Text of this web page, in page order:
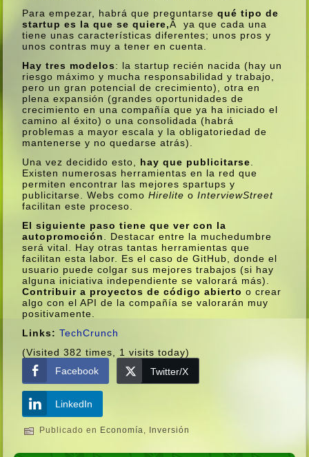
Para empezar, habrá que preguntarsequé tipo de
startup es la que se quiere,Â ya que cada una
tiene unas caracterí­sticas diferentes; unos pros y
unos contras muy a tener en cuenta.
Hay tres modelos: la startup recién nacida (hay un
riesgo máximo y mucha responsabilidad y trabajo,
pero un gran potencial de crecimiento), otra en
plena expansión (grandes oportunidades de
crecimiento en una compañí­a que ya ha iniciado el
camino al éxito) o una consolidada (habrá
problemas a mayor escala y la obligatoriedad de
mantenerse y no quedarse atrás).
Una vez decidido esto, hay que publicitarse
Existen numerosas herramientas en la red que
permiten encontrar las mejores spartups y
publicitarse. Webs comoHireliteoInterviewStreet
facilitan este proceso.
El siguiente paso tiene que ver con la
autopromoción
. Destacar entre la muchedumbre
será vital. Hay otras tantas herramientas que
facilitan esta labor. Es el caso de GitHub, donde el
usuario puede colgar sus mejores trabajos (si hay
alguna iniciativa independiente se valorará más).
Contribuir a proyectos de código abiertoo crear
algo con el API de la compañí­a se valorarán muy
positivamente.
Links:TechCrunch
(Visited 382 times, 1 visits today)
Facebook
Twitter/X
LinkedIn
Publicado en Economí­a, Inversión